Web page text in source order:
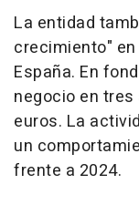
La entidad
crecimiento"
España. En
negocio en
euros. La
un
frente a 2024.